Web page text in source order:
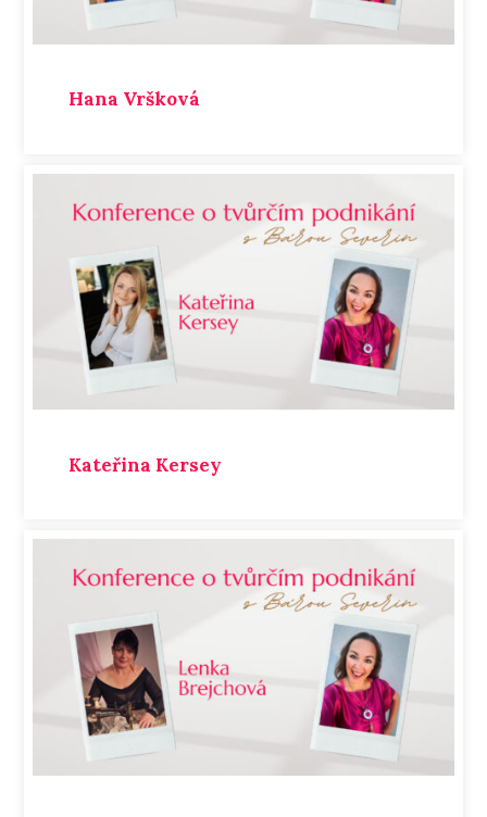
Hana Vršková
Kateřina Kersey